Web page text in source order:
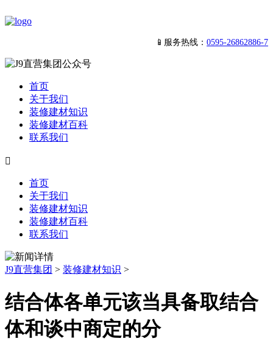
📱服务热线： 0595-26862886-7
首页
关于我们
装修建材知识
装修建材百科
联系我们

首页
关于我们
装修建材知识
装修建材百科
联系我们
J9直营集团 > 装修建材知识 >
结合体各单元该当具备取结合
体和谈中商定的分